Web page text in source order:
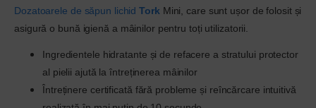
Dozatoarele de săpun lichid Tork Mini, care sunt ușor de folosit și
asigură o bună igienă a mâinilor pentru toți utilizatorii.
Ingredientele hidratante și de refacere a stratului protector
al pielii ajută la întreținerea mâinilor
Întreținere certificată fără probleme și reîncărcare intuitivă